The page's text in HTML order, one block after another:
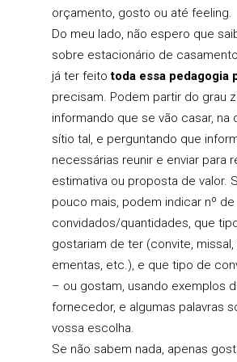
orçamento, gosto ou até feeling.
Do meu lado, não espero que
sobre estacionário de
já ter feito toda essa pedagogia
precisam. Podem partir do grau
informando que se vão casar, na
sítio tal, e perguntando que
necessárias reunir e enviar para
estimativa ou proposta de valor.
pouco mais, podem indicar nº de
convidados/quantidades, que
gostariam de ter (convite, missal,
ementas, etc.), e que tipo de
– ou gostam, usando exemplos
fornecedor, e algumas palavras
vossa escolha.
Se não sabem nada, apenas